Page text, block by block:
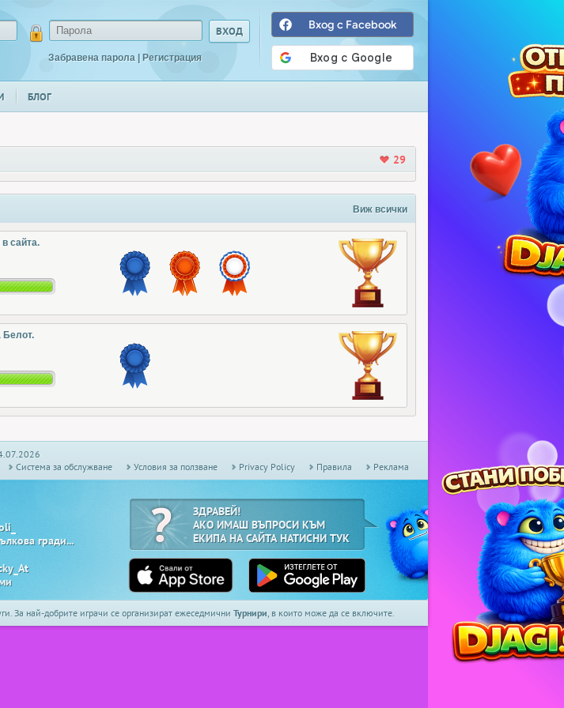
Забравена парола | Регистрация
Вход с Facebook
БЛОГ
29
Виж всички
в сайта.
Белот.
Системa за обслужване Условия за ползване Privacy Policy Правила Реклама
Ябълкова градина
ЗДРАВЕЙ!
АКО ИМАШ ВЪПРОСИ КЪМ
ЕКИПА НА САЙТА НАТИСНИ ТУК
За най-добрите играчи се организират ежеседмични Турнири, в които може да се включите.